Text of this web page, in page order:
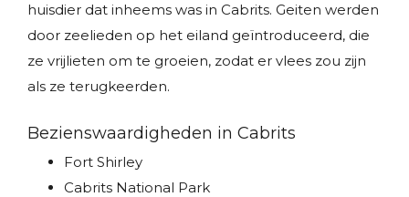
huisdier dat inheems was in Cabrits. Geiten werden
door zeelieden op het eiland geïntroduceerd, die
ze vrijlieten om te groeien, zodat er vlees zou zijn
als ze terugkeerden.
Bezienswaardigheden in Cabrits
Fort Shirley
Cabrits National Park